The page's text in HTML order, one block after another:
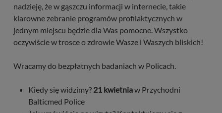
nadzieję, że w gąszczu informacji w internecie, takie
klarowne zebranie programów profilaktycznych w
jednym miejscu będzie dla Was pomocne. Wszystko
oczywiście w trosce o zdrowie Wasze i Waszych bliskich!
Wracamy do bezpłatnych badaniach w Policach.
Kiedy się widzimy? 21 kwietniaw Przychodni
Balticmed Police